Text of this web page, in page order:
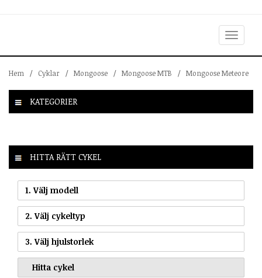
Toggle
navigation
Hem / Cyklar / Mongoose / Mongoose MTB / Mongoose Meteore
KATEGORIER
HITTA RÄTT CYKEL
1. Välj modell
2. Välj cykeltyp
3. Välj hjulstorlek